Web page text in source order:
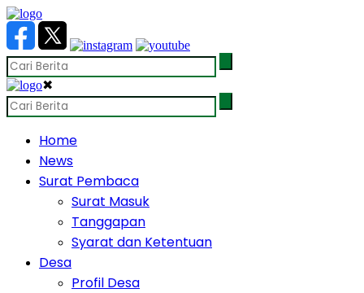
✖
Home
News
Surat Pembaca
Surat Masuk
Tanggapan
Syarat dan Ketentuan
Desa
Profil Desa